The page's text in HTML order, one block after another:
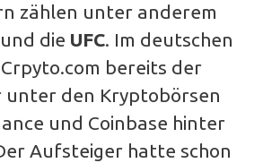
zählen unter anderem
und die UFC. Im deutschen
bereits der
unter den Kryptobörsen
und Coinbase hinter
Aufsteiger hatte schon